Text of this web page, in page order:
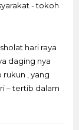
- tokoh
hari raya
daging nya
rukun , yang
– tertib dalam